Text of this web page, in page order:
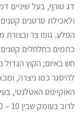
דג טורף, בעל שיניים
ולאכילת סרטנים
הסלע. גופו צר ובצורת
כתמים כחלחלים
חש באיום; הקוץ הגדול
להיסגר כמו ניצרה,
האוקיינוס האטלנטי,
לרוב בעומק שבין 10 – 100 מטר.